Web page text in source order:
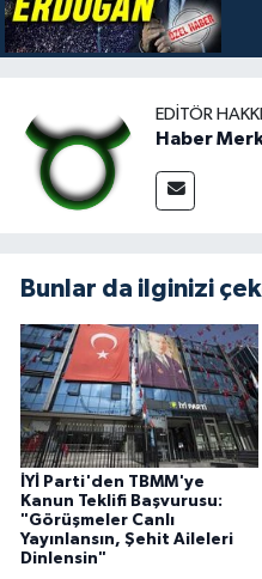
EDITÖR
Haber
Bunlar da ilginizi
İYİ Parti'den TBMM'ye
Kanun Teklifi Başvurusu:
"Görüşmeler Canlı
Yayınlansın, Şehit Aileleri
Dinlensin"